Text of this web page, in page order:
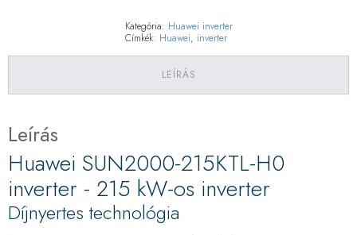
Kategória: Huawei inverter
Címkék: Huawei, inverter
LEÍRÁS
Leírás
Huawei SUN2000-215KTL-H0
inverter - 215 kW-os inverter
Díjnyertes technológia